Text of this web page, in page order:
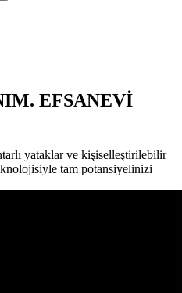
EFSANEVİ
yataklar ve kişiselleştirilebilir
tam potansiyelinizi